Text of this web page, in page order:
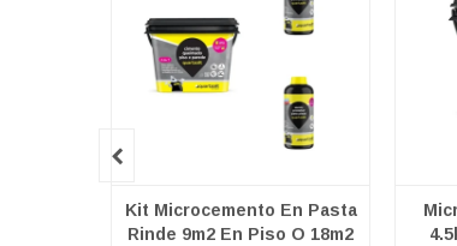
Kit Microcemento En Pasta
Rinde 9m2 En Piso O 18m2
